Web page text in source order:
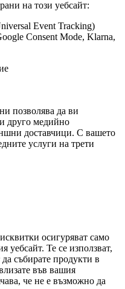
на този уебсайт:
Event Tracking)
Consent Mode, Klarna,
позволява да ви
друго медийно
доставчици. С вашето
услуги на трети
осигуряват само
Те се използват,
събирате продукти в
във вашия
че не е възможно да